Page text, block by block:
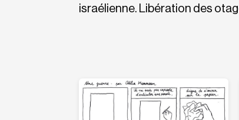
israélienne. Libération des